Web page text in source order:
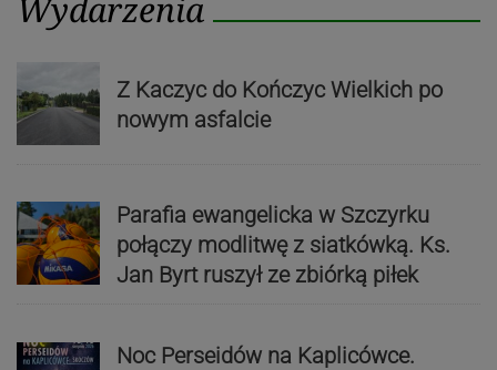
Z Kaczyc do Kończyc Wielkich po
nowym asfalcie
Parafia ewangelicka w Szczyrku
połączy modlitwę z siatkówką. Ks.
Jan Byrt ruszył ze zbiórką piłek
Noc Perseidów na Kaplicówce.